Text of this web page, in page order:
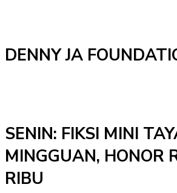
DENNY JA
SENIN: FIKSI MINI
MINGGUAN, HONOR
RIBU